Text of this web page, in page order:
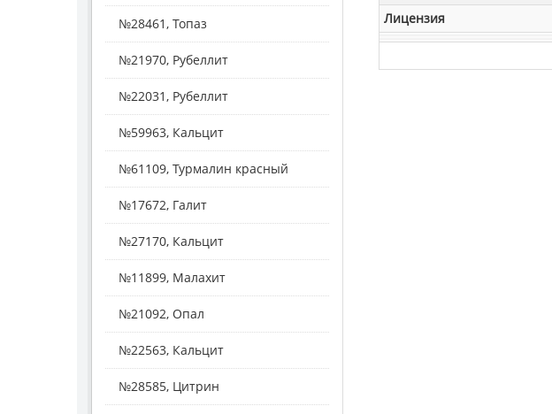
Лицензия
№28461, Топаз
№21970, Рубеллит
№22031, Рубеллит
№59963, Кальцит
№61109, Турмалин красный
№17672, Галит
№27170, Кальцит
№11899, Малахит
№21092, Опал
№22563, Кальцит
№28585, Цитрин